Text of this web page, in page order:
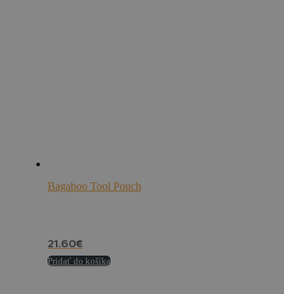
Bagaboo Tool Pouch
21.60€
Pridať do košíka